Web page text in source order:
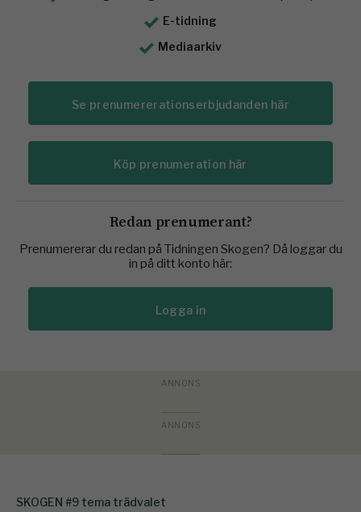
E-tidning
Mediaarkiv
Se prenumererationserbjudanden här
Köp prenumeration här
Redan prenumerant?
Prenumererar du redan på Tidningen Skogen? Då loggar du
in på ditt konto här:
Logga in
SKOGEN #9 tema trädvalet